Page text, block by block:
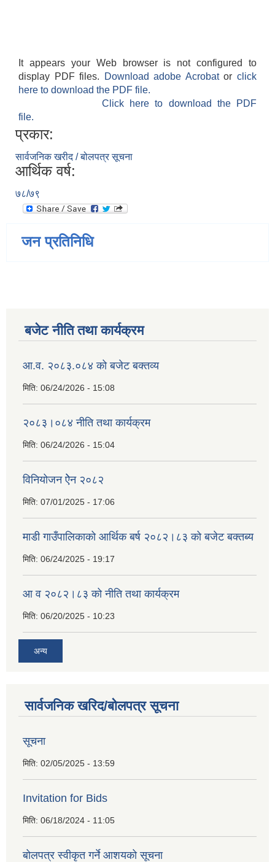
It appears your Web browser is not configured to
display PDF files.
Download adobe Acrobatorclick
here to download the PDF file.
Click here to download the PDF
file.
प्रकार:
सार्वजनिक खरीद / बोलपत्र सूचना
आर्थिक वर्ष:
७८/७९
जन प्रतिनिधि
बजेट नीति तथा कार्यक्रम
आ.व. २०८३.०८४ को बजेट बक्तव्य
मिति: 06/24/2026 - 15:08
२०८३।०८४ नीति तथा कार्यक्रम
मिति: 06/24/2026 - 15:04
विनियोजन ऐेन २०८२
मिति: 07/01/2025 - 17:06
माडी गाउँपालिकाको आर्थिक बर्ष २०८२।८३ को बजेट बक्तब्य
मिति: 06/24/2025 - 19:17
आ व २०८२।८३ को नीति तथा कार्यक्रम
मिति: 06/20/2025 - 10:23
अन्य
सार्वजनिक खरिद/बोलपत्र सूचना
सूचना
मिति: 02/05/2025 - 13:59
Invitation for Bids
मिति: 06/18/2024 - 11:05
बोलपत्र स्वीकृत गर्ने आशयको सूचना